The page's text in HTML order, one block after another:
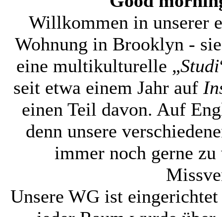
Willkommen in unserer
Wohnung in Brooklyn -
eine multikulturelle „Studi
seit etwa einem Jahr auf
einen Teil davon. Auf
denn unsere
immer noch gerne
Unsere WG ist